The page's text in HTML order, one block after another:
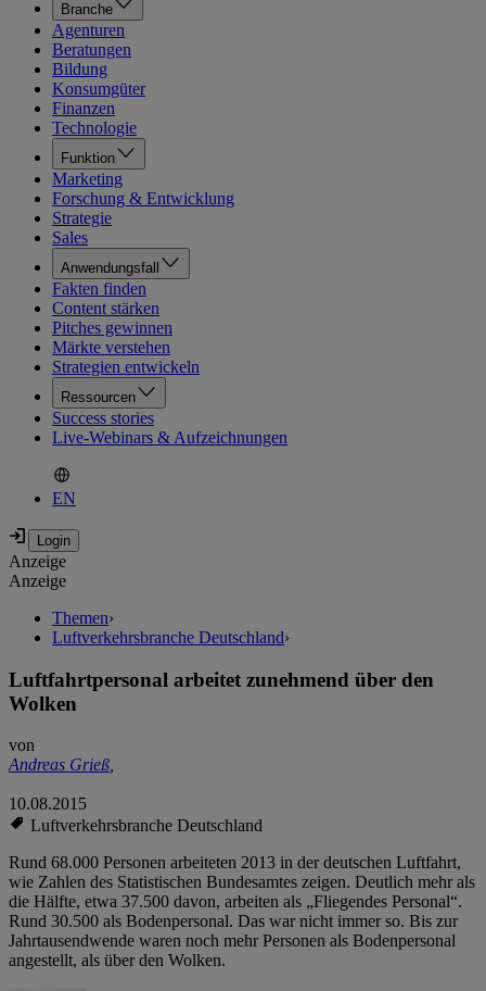
Branche
Agenturen
Beratungen
Bildung
Konsumgüter
Finanzen
Technologie
Funktion
Marketing
Forschung & Entwicklung
Strategie
Sales
Anwendungsfall
Fakten finden
Content stärken
Pitches gewinnen
Märkte verstehen
Strategien entwickeln
Ressourcen
Success stories
Live-Webinars & Aufzeichnungen
EN
Anzeige
Anzeige
Themen›
Luftverkehrsbranche Deutschland›
Luftfahrtpersonal arbeitet zunehmend über den
Wolken
von
Andreas Grieß,
10.08.2015
Luftverkehrsbranche Deutschland
Rund 68.000 Personen arbeiteten 2013 in der deutschen Luftfahrt,
wie Zahlen des Statistischen Bundesamtes zeigen. Deutlich mehr als
die Hälfte, etwa 37.500 davon, arbeiten als „Fliegendes Personal“.
Rund 30.500 als Bodenpersonal. Das war nicht immer so. Bis zur
Jahrtausendwende waren noch mehr Personen als Bodenpersonal
angestellt, als über den Wolken.